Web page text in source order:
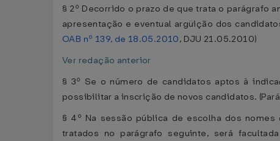
§ 2º Decorrido o prazo de que trata o parágrafo
apresentação e eventual argüição dos
OAB nº 139, de 18.05.2010, DJU 21.05.2010)
Ver redação anterior
§ 3º Se o número de candidatos aptos à
possibilitar a inscrição de novos candidatos.
§ 4º Na sessão pública de escolha dos
tratados no parágrafo seguinte, será